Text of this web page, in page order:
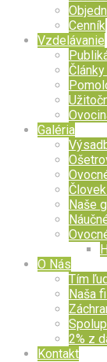
Cenník
Vzdelávanie
Galéria
Naše
O Nás
Tím
Naša
2% z
Kontakt